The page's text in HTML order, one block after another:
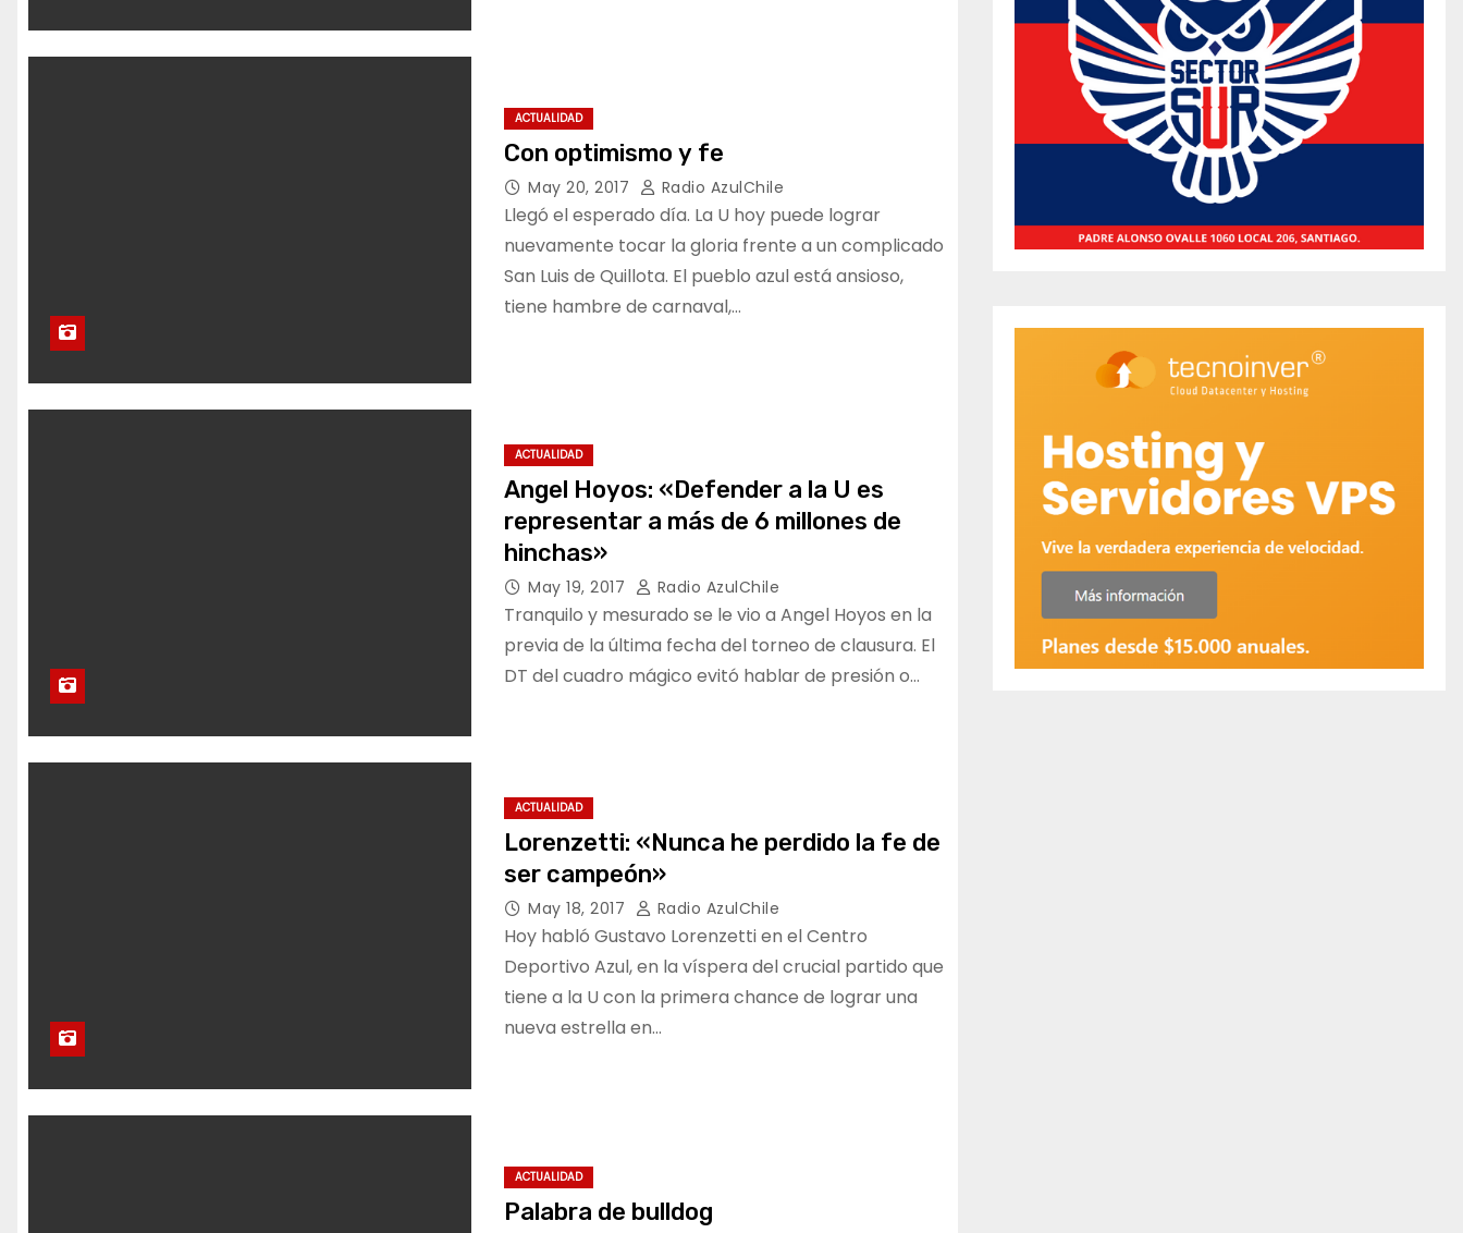
ACTUALIDAD
Con optimismo y fe
May 20, 2017 Radio AzulChile
Llegó el esperado día. La U hoy puede lograr
nuevamente tocar la gloria frente a un complicado
San Luis de Quillota. El pueblo azul está ansioso,
tiene hambre de carnaval,…
ACTUALIDAD
Angel Hoyos: «Defender a la U es
representar a más de 6 millones de
hinchas»
May 19, 2017 Radio AzulChile
Tranquilo y mesurado se le vio a Angel Hoyos en la
previa de la última fecha del torneo de clausura. El
DT del cuadro mágico evitó hablar de presión o…
ACTUALIDAD
Lorenzetti: «Nunca he perdido la fe de
ser campeón»
May 18, 2017 Radio AzulChile
Hoy habló Gustavo Lorenzetti en el Centro
Deportivo Azul, en la víspera del crucial partido que
tiene a la U con la primera chance de lograr una
nueva estrella en…
ACTUALIDAD
Palabra de bulldog